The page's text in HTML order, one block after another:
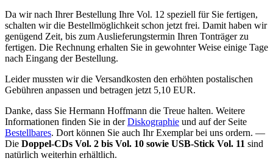
Da wir nach Ihrer Bestellung Ihre Vol. 12 speziell für Sie fertigen,
schalten wir die Bestellmöglichkeit schon jetzt frei. Damit haben wir
genügend Zeit, bis zum Auslieferungstermin Ihren Tonträger zu
fertigen. Die Rechnung erhalten Sie in gewohnter Weise einige Tage
nach Eingang der Bestellung.
Leider mussten wir die Versandkosten den erhöhten postalischen
Gebühren anpassen und betragen jetzt 5,10 EUR.
Danke, dass Sie Hermann Hoffmann die Treue halten. Weitere
Informationen finden Sie in derDiskographie und auf der Seite
Bestellbares. Dort können Sie auch Ihr Exemplar bei uns ordern. —
Die Doppel-CDs Vol. 2 bis Vol. 10 sowie USB-Stick Vol. 11 sind
natürlich weiterhin erhältlich.